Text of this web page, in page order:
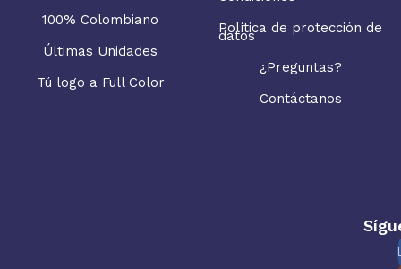
100% Colombiano
Últimas Unidades
Tú logo a Full Color
Política de protección de
datos
¿Preguntas?
Contáctanos